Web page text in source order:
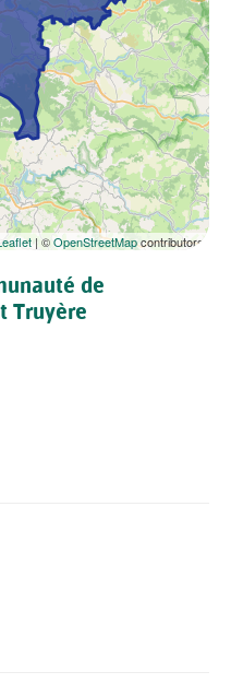
| ©OpenStreetMapcontributors
de
Truyère